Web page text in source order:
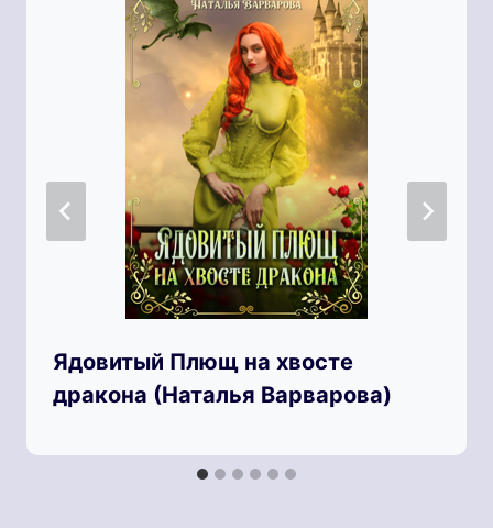
Ядовитый Плющ на хвосте
дракона (Наталья Варварова)